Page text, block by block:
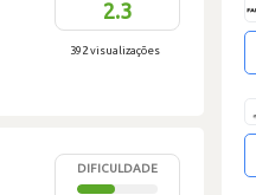
2.3
392 visualizações
DIFICULDADE